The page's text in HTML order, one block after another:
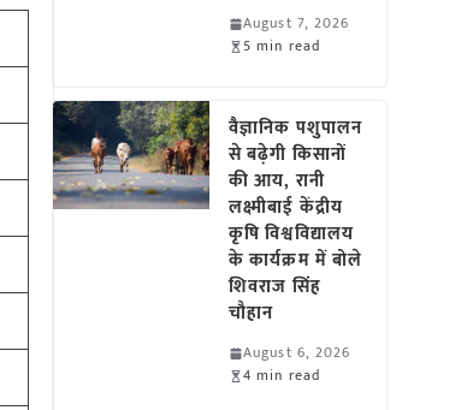
August 7, 2026
5 min read
वैज्ञानिक पशुपालन
से बढ़ेगी किसानों
की आय, रानी
लक्ष्मीबाई केंद्रीय
कृषि विश्वविद्यालय
के कार्यक्रम में बोले
शिवराज सिंह
चौहान
August 6, 2026
4 min read